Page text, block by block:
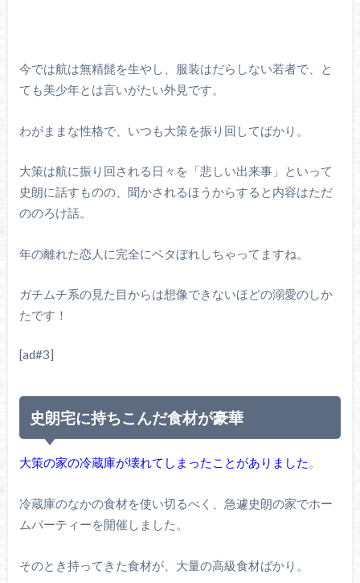
今では航は無精髭を生やし、服装はだらしない若者で、と
ても美少年とは言いがたい外見です。
わがままな性格で、いつも大策を振り回してばかり。
大策は航に振り回される日々を「悲しい出来事」といって
史朗に話すものの、聞かされるほうからすると内容はただ
ののろけ話。
年の離れた恋人に完全にベタぼれしちゃってますね。
ガチムチ系の見た目からは想像できないほどの溺愛のしか
たです！
[ad#3]
史朗宅に持ちこんだ食材が豪華
大策の家の冷蔵庫が壊れてしまったことがありました 。
冷蔵庫のなかの食材を使い切るべく、急遽史朗の家でホー
ムパーティーを開催しました。
そのとき持ってきた食材が、大量の高級食材ばかり。